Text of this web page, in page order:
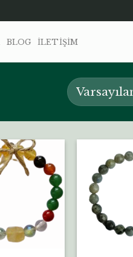
BLOG İLETIŞIM